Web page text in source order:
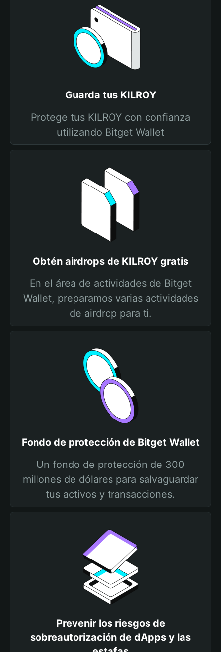
Guarda tus KILROY
Protege tus KILROY con confianza
utilizando Bitget Wallet
Obtén airdrops de KILROY gratis
En el área de actividades de Bitget
Wallet, preparamos varias actividades
de airdrop para ti.
Fondo de protección de Bitget Wallet
Un fondo de protección de 300
millones de dólares para salvaguardar
tus activos y transacciones.
Prevenir los riesgos de
sobreautorización de dApps y las